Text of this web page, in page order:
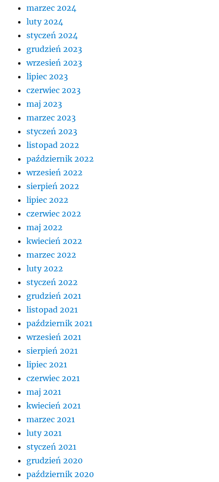
marzec 2024
luty 2024
styczeń 2024
grudzień 2023
wrzesień 2023
lipiec 2023
czerwiec 2023
maj 2023
marzec 2023
styczeń 2023
listopad 2022
październik 2022
wrzesień 2022
sierpień 2022
lipiec 2022
czerwiec 2022
maj 2022
kwiecień 2022
marzec 2022
luty 2022
styczeń 2022
grudzień 2021
listopad 2021
październik 2021
wrzesień 2021
sierpień 2021
lipiec 2021
czerwiec 2021
maj 2021
kwiecień 2021
marzec 2021
luty 2021
styczeń 2021
grudzień 2020
październik 2020